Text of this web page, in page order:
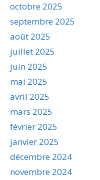
octobre 2025
septembre 2025
août 2025
juillet 2025
juin 2025
mai 2025
avril 2025
mars 2025
février 2025
janvier 2025
décembre 2024
novembre 2024